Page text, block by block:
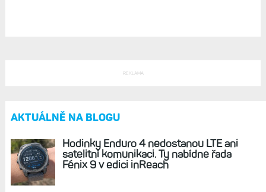
Pružnost těla se s rostoucím věkem snižuje.
Udělejte si test, jak moc jste ještě ohební